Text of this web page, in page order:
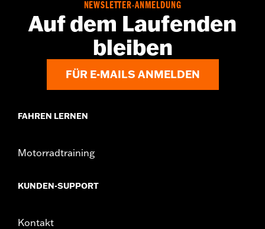
NEWSLETTER-ANMELDUNG
Auf dem Laufenden
bleiben
FÜR E-MAILS ANMELDEN
FAHREN LERNEN
Motorradtraining
KUNDEN-SUPPORT
Kontakt